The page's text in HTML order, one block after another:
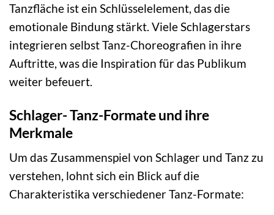
Tanzfläche ist ein Schlüsselelement, das die
emotionale Bindung stärkt. Viele Schlagerstars
integrieren selbst Tanz-Choreografien in ihre
Auftritte, was die Inspiration für das Publikum
weiter befeuert.
Schlager- Tanz-Formate und ihre
Merkmale
Um das Zusammenspiel von Schlager und Tanz zu
verstehen, lohnt sich ein Blick auf die
Charakteristika verschiedener Tanz-Formate: